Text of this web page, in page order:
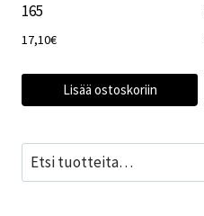
165
17,10€
Lisää ostoskoriin
Etsi: